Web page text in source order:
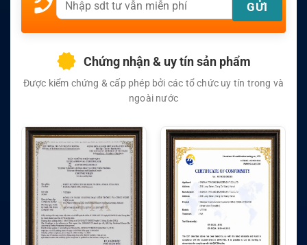
Chứng nhận & uy tín sản phẩm
Được kiểm chứng & cấp phép bởi các tổ chức uy tín trong và
ngoài nước